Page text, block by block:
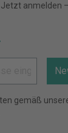
. Jetzt anmelden
gemäß